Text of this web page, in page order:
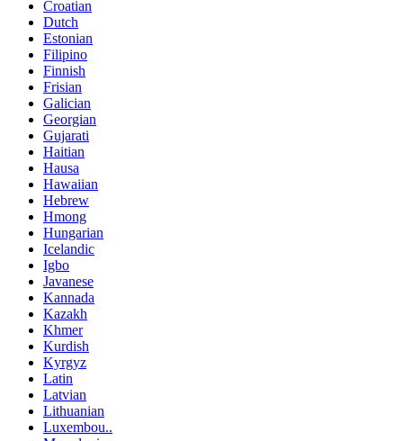
Croatian
Dutch
Estonian
Filipino
Finnish
Frisian
Galician
Georgian
Gujarati
Haitian
Hausa
Hawaiian
Hebrew
Hmong
Hungarian
Icelandic
Igbo
Javanese
Kannada
Kazakh
Khmer
Kurdish
Kyrgyz
Latin
Latvian
Lithuanian
Luxembou..